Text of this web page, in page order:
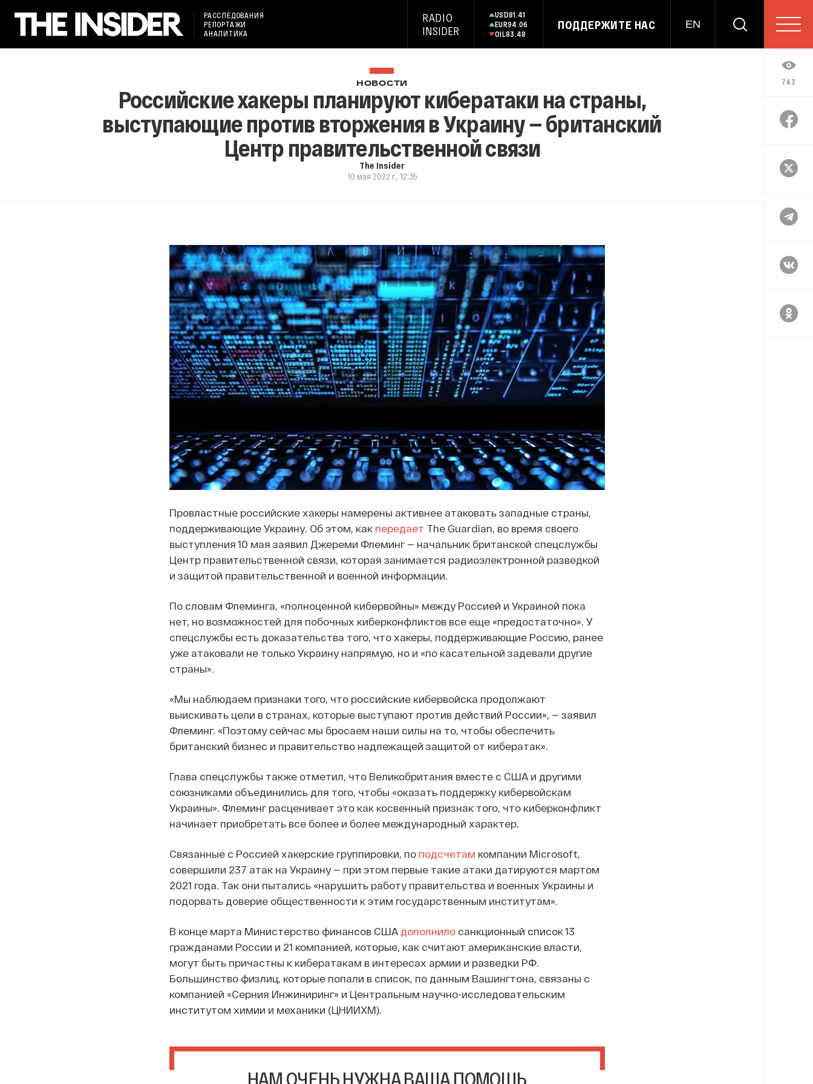
РАССЛЕДОВАНИЯ
РЕПОРТАЖИ
АНАЛИТИКА
RADIO
INSIDER
USD81.41
EUR94.06
OIL83.48
ПОДДЕРЖИТЕ НАС EN
743
НОВОСТИ
Российские хакеры планируют кибератаки на страны,
выступающие против вторжения в Украину — британский
Центр правительственной связи
The Insider
10 мая 2022 г., 12:35
Провластные российские хакеры намерены активнее атаковать западные страны,
поддерживающие Украину. Об этом, как передает The Guardian, во время своего
выступления 10 мая заявил Джереми Флеминг — начальник британской спецслужбы
Центр правительственной связи, которая занимается радиоэлектронной разведкой
и защитой правительственной и военной информации.
По словам Флеминга, «полноценной кибервойны» между Россией и Украиной пока
нет, но возможностей для побочных киберконфликтов все еще «предостаточно». У
спецслужбы есть доказательства того, что хакеры, поддерживающие Россию, ранее
уже атаковали не только Украину напрямую, но и «по касательной задевали другие
страны».
«Мы наблюдаем признаки того, что российские кибервойска продолжают
выискивать цели в странах, которые выступают против действий России», — заявил
Флеминг. «Поэтому сейчас мы бросаем наши силы на то, чтобы обеспечить
британский бизнес и правительство надлежащей защитой от кибератак».
Глава спецслужбы также отметил, что Великобритания вместе с США и другими
союзниками объединились для того, чтобы «оказать поддержку кибервойскам
Украины». Флеминг расценивает это как косвенный признак того, что киберконфликт
начинает приобретать все более и более международный характер.
Связанные с Россией хакерские группировки, по подсчетам компании Microsoft,
совершили 237 атак на Украину — при этом первые такие атаки датируются мартом
2021 года. Так они пытались «нарушить работу правительства и военных Украины и
подорвать доверие общественности к этим государственным институтам».
В конце марта Министерство финансов США дополнилосанкционный список 13
гражданами России и 21 компанией, которые, как считают американские власти,
могут быть причастны к кибератакам в интересах армии и разведки РФ.
Большинство физлиц, которые попали в список, по данным Вашингтона, связаны с
компанией «Серния Инжиниринг» и Центральным научно-исследовательским
институтом химии и механики (ЦНИИХМ).
НАМ ОЧЕНЬ НУЖНА ВАША ПОМОЩЬ